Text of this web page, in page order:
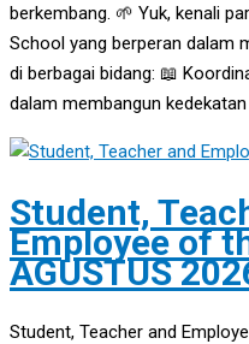
berkembang. 🌱 Yuk, kenali
School yang berperan dalam
di berbagai bidang: 📖
dalam membangun kedekatan
Student,
Employee of
AGUSTUS
Student, Teacher and